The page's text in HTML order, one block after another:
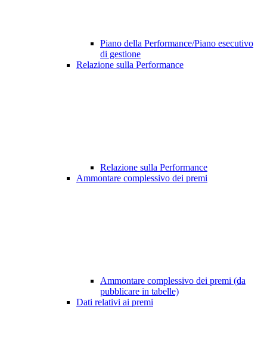
Piano della Performance/Piano esecutivo
di gestione
Relazione sulla Performance
Relazione sulla Performance
Ammontare complessivo dei premi
Ammontare complessivo dei premi (da
pubblicare in tabelle)
Dati relativi ai premi